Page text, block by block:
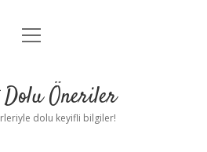
Anasayfa
Uyarı
menüyü
Öneriler
dolu keyifli bilgiler!